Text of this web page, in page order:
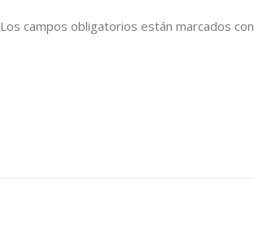
Los campos obligatorios están marcados con